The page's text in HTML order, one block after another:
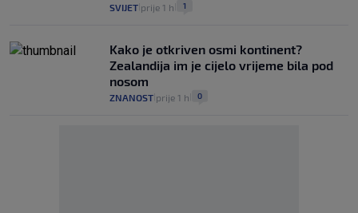
SVIJET prije 1 h 1
Kako je otkriven osmi kontinent?
Zealandija im je cijelo vrijeme bila pod
nosom
ZNANOST prije 1 h 0